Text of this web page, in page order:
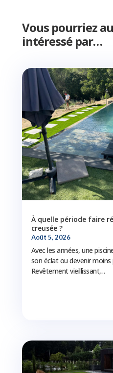
Vous pourriez
intéressé par…
À quelle période faire
creusée ?
Août 5, 2026
Avec les années, une
son éclat ou devenir
Revêtement vieillissant,...